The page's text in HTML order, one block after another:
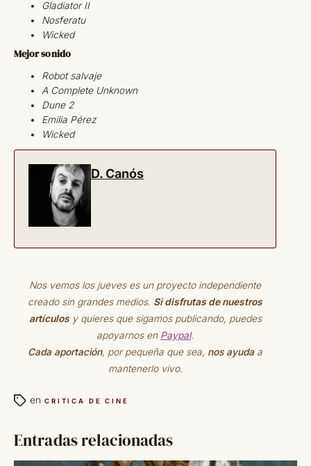
Gladiator II
Nosferatu
Wicked
Mejor sonido
Robot salvaje
A Complete Unknown
Dune 2
Emilia Pérez
Wicked
D. Canós
Nos vemos los jueves es un proyecto independiente
creado sin grandes medios. Si disfrutas de nuestros
artículosy quieres que sigamos publicando, puedes
apoyarnos en Paypal.
Cada aportación, por pequeña que sea, nos ayudaa
mantenerlo vivo.
en CRITICA DE CINE
Entradas relacionadas